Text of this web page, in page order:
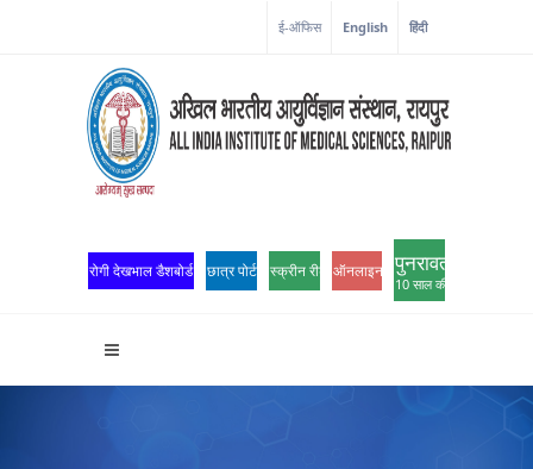
ई-ऑफिस English हिंदी
रोगी देखभाल डैशबोर्ड छात्र पोर्टल स्क्रीन रीडर एक्सेसऑनलाइन ओपीडी पंजीकरण
पुनरावर्तन
10 साल की उत्कृष्टता